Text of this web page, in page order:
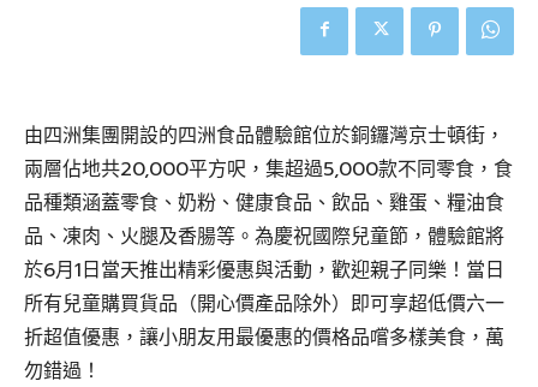
由四洲集團開設的四洲食品體驗館位於銅鑼灣京士頓街，
兩層佔地共20,000平方呎，集超過5,000款不同零食，食
品種類涵蓋零食、奶粉、健康食品、飲品、雞蛋、糧油食
品、凍肉、火腿及香腸等。為慶祝國際兒童節，體驗館將
於6月1日當天推出精彩優惠與活動，歡迎親子同樂！當日
所有兒童購買貨品（開心價產品除外）即可享超低價六一
折超值優惠，讓小朋友用最優惠的價格品嚐多樣美食，萬
勿錯過！